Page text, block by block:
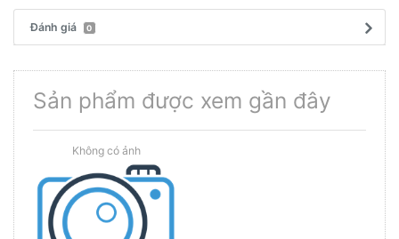
Đánh giá 0
Sản phẩm được xem gần đây